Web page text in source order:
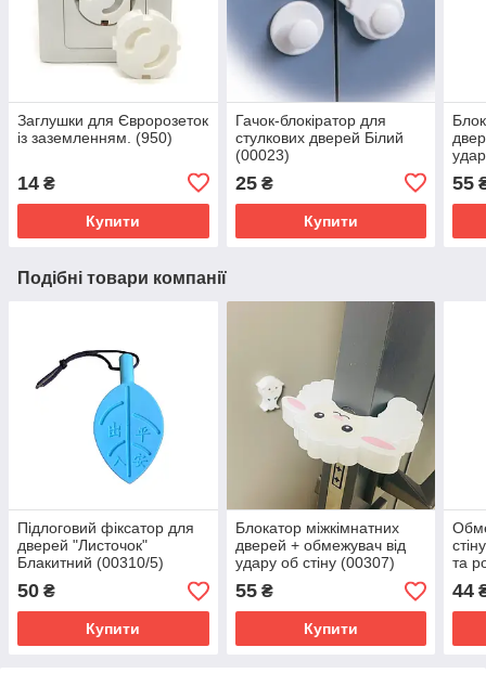
Заглушки для Євророзеток
із заземленням. (950)
14 ₴
Купити
Гачок-блокіратор для
стулкових дверей Білий
(00023)
25₴
Купити
55
Подібні товари компанії
Підлоговий фіксатор для
дверей "Листочок"
Блакитний (00310/5)
50 ₴
Купити
Блокатор міжкімнатних
дверей + обмежувач від
удару об стіну (00307)
55₴
Купити
та
44